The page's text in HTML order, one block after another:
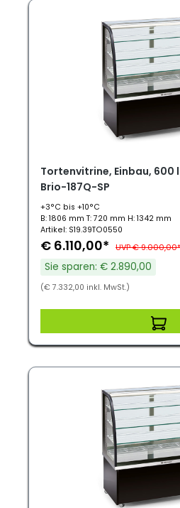
Tortenvitrine, Einbau, 600
Brio-187Q-SP
+3°C bis +10°C
B: 1806 mm T: 720 mm H: 1342 mm
Artikel: S19.39TO0550
€ 6.110,00* UVP € 9.000,00*
Sie sparen: € 2.890,00
(€ 7.332,00 inkl. MwSt.)